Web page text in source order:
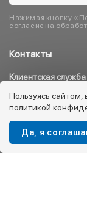
Контакты
Клиентская служба
8 800 333 08 45
info@kotofey.ru
Магазины в
Нажимая кнопку
согласие на
Пользуясь сайтом,
политикой
Да, я